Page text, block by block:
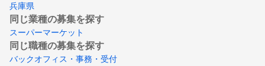
兵庫県
同じ業種の募集を探す
スーパーマーケット
同じ職種の募集を探す
バックオフィス・事務・受付